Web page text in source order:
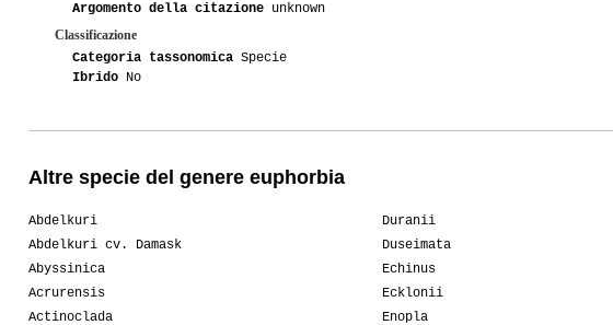
Argomento della citazione unknown
Classificazione
Categoria tassonomica Specie
Ibrido No
Altre specie del genere euphorbia
Abdelkuri
Abdelkuri cv. Damask
Abyssinica
Acrurensis
Actinoclada
Duranii
Duseimata
Echinus
Ecklonii
Enopla